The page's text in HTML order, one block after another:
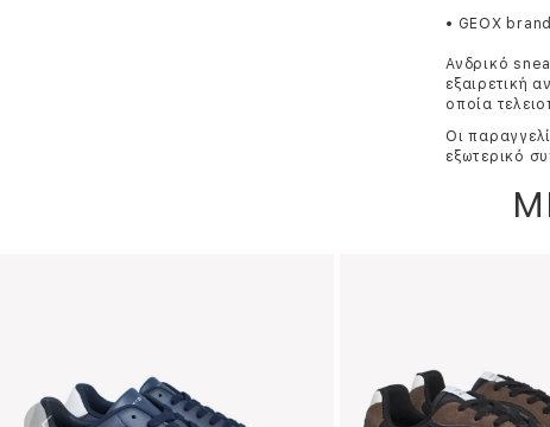
• GEOX
Ανδρικό
εξαιρετική
οποία
Οι
εξωτερικό